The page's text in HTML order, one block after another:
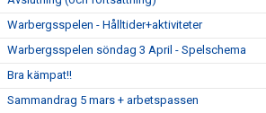
Warbergsspelen - Hålltider+aktiviteter
Warbergsspelen söndag 3 April - Spelschema
Bra kämpat!!
Sammandrag 5 mars + arbetspassen